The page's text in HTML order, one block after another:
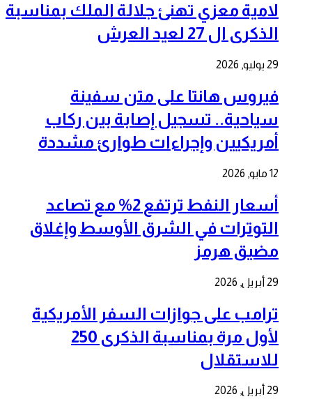
لامية معزي تهنئ جلالة الملك بمناسبة
الذكرى ال 27 لعيد العرش
29 يوليو, 2026
فيروس هانتا على متن سفينة
سياحية.. تسجيل إصابة بين ركاب
أمريكيين وإجراءات طوارئ مشددة
12 مايو, 2026
أسعار النفط ترتفع 2% مع تصاعد
التوترات في الشرق الأوسط وإغلاق
مضيق هرمز
29 أبريل, 2026
ترامب على جوازات السفر الأمريكية
لأول مرة بمناسبة الذكرى 250
للاستقلال
29 أبريل, 2026